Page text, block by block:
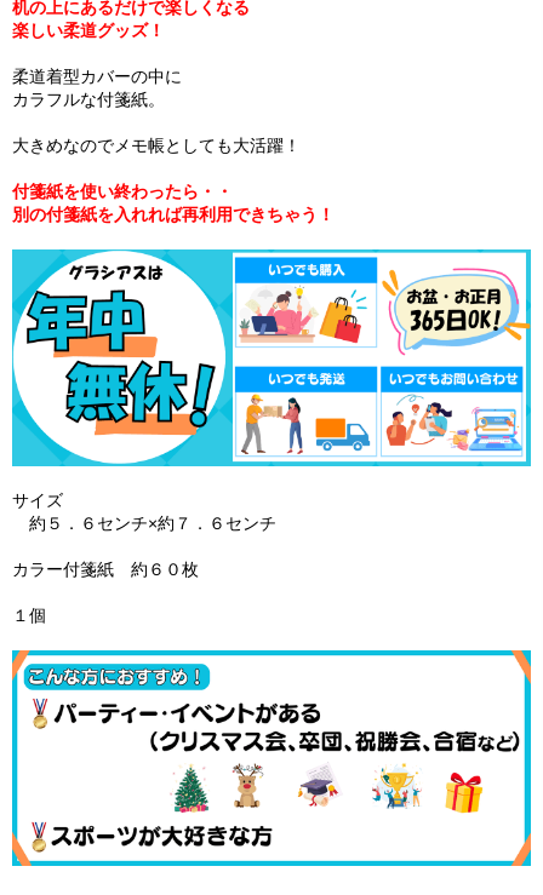
机の上にあるだけで楽しくなる
楽しい柔道グッズ！
柔道着型カバーの中に
カラフルな付箋紙。
大きめなのでメモ帳としても大活躍！
付箋紙を使い終わったら・・
別の付箋紙を入れれば再利用できちゃう！
サイズ
約５．６センチ×約７．６センチ
カラー付箋紙 約６０枚
１個